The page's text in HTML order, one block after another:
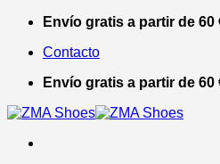
Saltar
contenido
Envío gratis a partir de 60
Contacto
Envío gratis a partir de 60